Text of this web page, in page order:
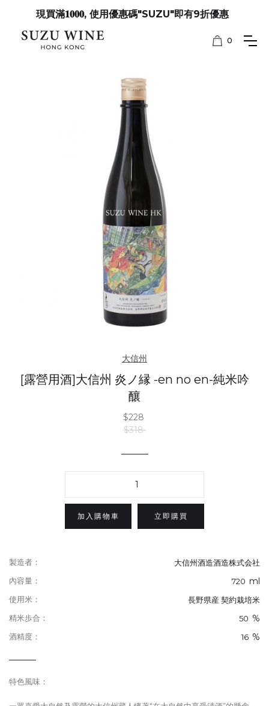
現買滿𝟏𝟎𝟎𝟎, 使用優惠碼"SUZU"即有9折優惠
0
大信州
[露營用酒]大信州 炎ノ縁 -en no en-純米吟
釀
$228
$318
立即購買
製造者： 大信州酒造酒造株式会社
內容量： 720 ml
使用米： 長野県産 契約栽培米
精米歩合： 50 %
酒精度： 16 %
特色風味：